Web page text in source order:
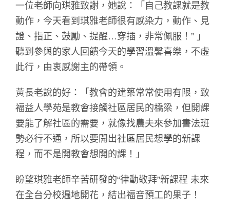
一位老師向琪雅致謝，她說：「自己教課就是教
動作，今天看到琪雅老師很有感染力，動作、見
證、指正、鼓勵、提醒…穿插，非常佩服！” 」
聽到參與的家人回饋今天的學習溫馨喜樂，不虛
此行，由衷感謝主的帶領。
黃長老說的好：「教會的建築常常使用有限，致
福益人學苑是教會接觸社區居民的橋梁，但開課
要能了解社區的需要，就像找農夫來參加書法班
勢必行不通，所以要開出社區居民想學的新課
程，而不是開教會想開的課！」
盼望琪雅老師辛苦研發的“律動敬拜”新課程 未來
在全台分校遍地開花，結出福音預工的果子！